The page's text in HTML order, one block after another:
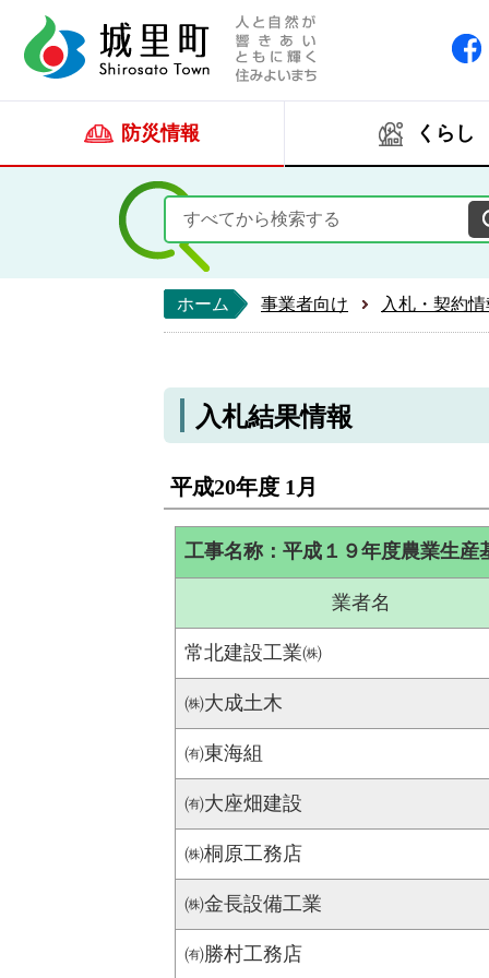
防災情報 くらし
ホーム 事業者向け 入札・契約
入札結果情報
平成20年度 1月
工事名称：平成１９年度農業生
業者名
常北建設工業㈱
㈱大成土木
㈲東海組
㈲大座畑建設
㈱桐原工務店
㈱金長設備工業
㈲勝村工務店